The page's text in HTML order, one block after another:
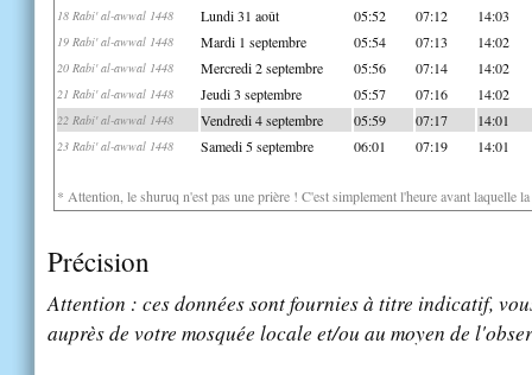
18 Rabi' al-awwal 1448 Lundi 31 août 05:52 07:12 14:03
19 Rabi' al-awwal 1448 Mardi 1 septembre 05:54 07:13 14:02
20 Rabi' al-awwal 1448 Mercredi 2 septembre 05:56 07:14 14:02
21 Rabi' al-awwal 1448 Jeudi 3 septembre 05:57 07:16 14:02
22 Rabi' al-awwal 1448 Vendredi 4 septembre 05:59 07:17 14:01
23 Rabi' al-awwal 1448 Samedi 5 septembre 06:01 07:19 14:01
* Attention, le shuruq n'est pas une prière ! C'est simplement l'heure avant laquelle
Précision
Attention : ces données sont fournies à titre indicatif,
auprès de votre mosquée locale et/ou au moyen de